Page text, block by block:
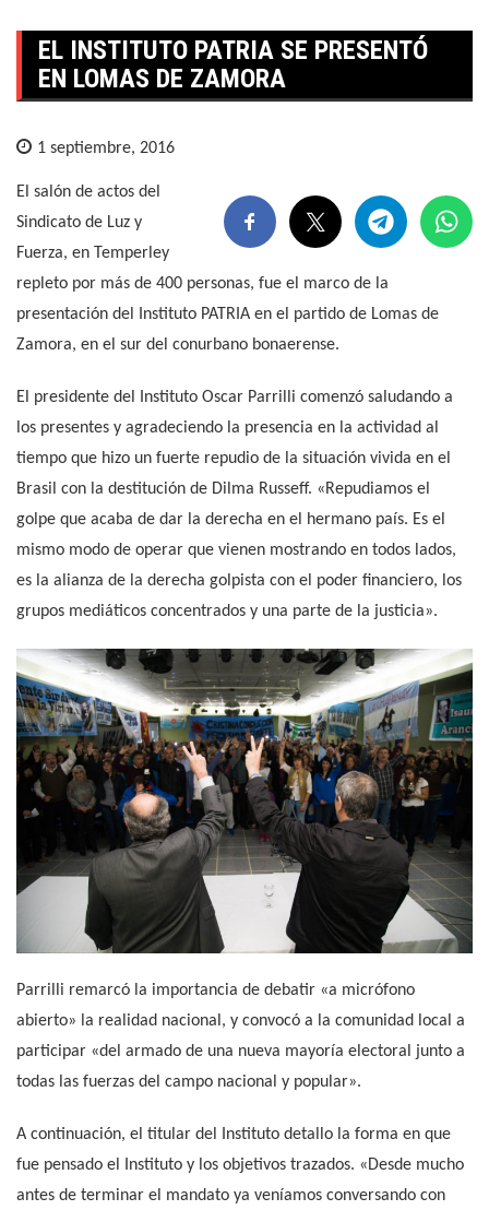
EL INSTITUTO PATRIA SE PRESENTÓ
EN LOMAS DE ZAMORA
1 septiembre, 2016
El salón de actos del
Sindicato de Luz y
Fuerza, en Temperley
repleto por más de 400 personas, fue el marco de la
presentación del Instituto PATRIA en el partido de Lomas de
Zamora, en el sur del conurbano bonaerense.
El presidente del Instituto Oscar Parrilli comenzó saludando a
los presentes y agradeciendo la presencia en la actividad al
tiempo que hizo un fuerte repudio de la situación vivida en el
Brasil con la destitución de Dilma Russeff. «Repudiamos el
golpe que acaba de dar la derecha en el hermano país. Es el
mismo modo de operar que vienen mostrando en todos lados,
es la alianza de la derecha golpista con el poder financiero, los
grupos mediáticos concentrados y una parte de la justicia».
Parrilli remarcó la importancia de debatir «a micrófono
abierto» la realidad nacional, y convocó a la comunidad local a
participar «del armado de una nueva mayoría electoral junto a
todas las fuerzas del campo nacional y popular».
A continuación, el titular del Instituto detallo la forma en que
fue pensado el Instituto y los objetivos trazados. «Desde mucho
antes de terminar el mandato ya veníamos conversando con